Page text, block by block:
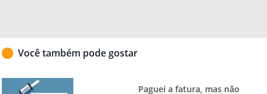
Você também pode gostar
Paguei a fatura, mas não